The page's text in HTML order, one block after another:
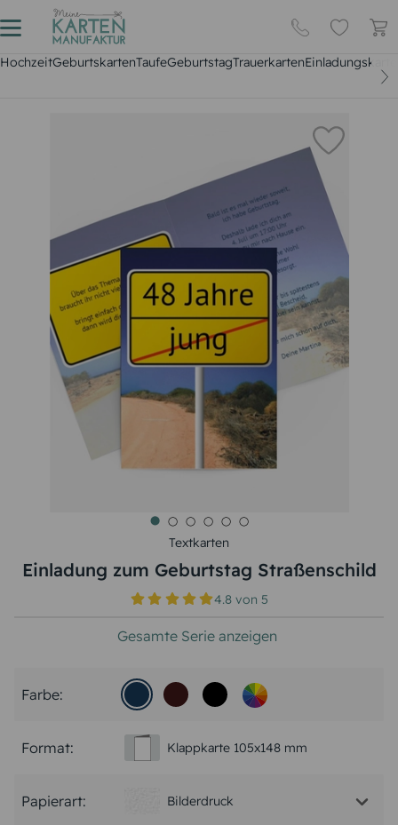
HochzeitGeburtskartenTaufeGeburtstagTrauerkarten
Textkarten
Einladung zum Geburtstag Straßenschild
4.8 von5
Gesamte Serie anzeigen
Farbe:
Format: Klappkarte 105x148 mm
Papierart: Bilderdruck